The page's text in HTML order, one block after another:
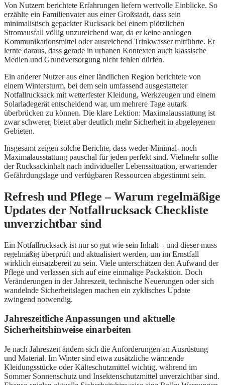
Von Nutzern berichtete Erfahrungen liefern wertvolle Einblicke. So
erzählte ein Familienvater aus einer Großstadt, dass sein
minimalistisch gepackter Rucksack bei einem plötzlichen
Stromausfall völlig unzureichend war, da er keine analogen
Kommunikationsmittel oder ausreichend Trinkwasser mitführte. Er
lernte daraus, dass gerade in urbanen Kontexten auch klassische
Medien und Grundversorgung nicht fehlen dürfen.
Ein anderer Nutzer aus einer ländlichen Region berichtete von
einem Wintersturm, bei dem sein umfassend ausgestatteter
Notfallrucksack mit wetterfester Kleidung, Werkzeugen und einem
Solarladegerät entscheidend war, um mehrere Tage autark
überbrücken zu können. Die klare Lektion: Maximalausstattung ist
zwar schwerer, bietet aber deutlich mehr Sicherheit in abgelegenen
Gebieten.
Insgesamt zeigen solche Berichte, dass weder Minimal- noch
Maximalausstattung pauschal für jeden perfekt sind. Vielmehr sollte
der Rucksackinhalt nach individueller Lebenssituation, erwartender
Gefährdungslage und verfügbaren Ressourcen abgestimmt sein.
Refresh und Pflege – Warum regelmäßige
Updates der Notfallrucksack Checkliste
unverzichtbar sind
Ein Notfallrucksack ist nur so gut wie sein Inhalt – und dieser muss
regelmäßig überprüft und aktualisiert werden, um im Ernstfall
wirklich einsatzbereit zu sein. Viele unterschätzen den Aufwand der
Pflege und verlassen sich auf eine einmalige Packaktion. Doch
Veränderungen in der Jahreszeit, technische Neuerungen oder sich
wandelnde Sicherheitslagen machen ein zyklisches Update
zwingend notwendig.
Jahreszeitliche Anpassungen und aktuelle
Sicherheitshinweise einarbeiten
Je nach Jahreszeit ändern sich die Anforderungen an Ausrüstung
und Material. Im Winter sind etwa zusätzliche wärmende
Kleidungsstücke oder Kälteschutzmittel wichtig, während im
Sommer Sonnenschutz und Insektenschutzmittel unverzichtbar sind.